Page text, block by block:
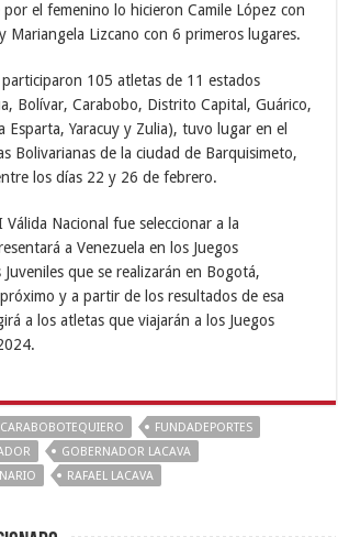
el femenino lo hicieron Camile López con
Mariangela Lizcano con 6 primeros lugares.
105 atletas de 11 estados
Bolívar, Carabobo, Distrito Capital, Guárico,
Esparta, Yaracuy y Zulia), tuvo lugar en el
Bolivarianas de la ciudad de Barquisimeto,
los días 22 y 26 de febrero.
Nacional fue seleccionar a la
a Venezuela en los Juegos
Juveniles que se realizarán en Bogotá,
y a partir de los resultados de esa
a los atletas que viajarán a los Juegos
CARABOBOTEQUIERO
FUNDADEPORTES
GOBERNADOR LACAVA
RAFAEL LACAVA